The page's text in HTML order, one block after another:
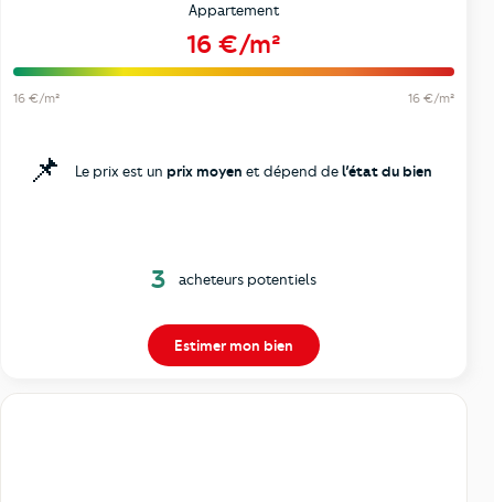
Appartement
16 €/m²
16 €/m² 16 €/m²
📌 Le prix est un prix moyen et dépend del’état du bien
3 acheteurs potentiels
Estimer mon bien